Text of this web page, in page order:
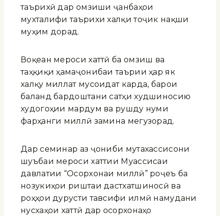
таърихӣ дар омӯзиши ҷанбаҳои
мухталифи таърихи халқи тоҷик нақши
муҳим дорад.
Воқеан мероси хаттӣ ба омӯзиш ва
таҳқиқи ҳамаҷонибаи таърии ҳар як
халқу миллат мусоидат карда, барои
баланд бардоштани сатҳи худшиносию
худогоҳии мардум ва рушду нумӯи
фарҳанги миллӣ замина мегузорад.
Дар семинар аз ҷониби мутахассисони
шуъбаи мероси хаттии Муассисаи
давлатии “Осорхонаи миллӣ” роҷеъ ба
нозукиҳои риштаи дастхатшиносӣ ва
роҳҳои дурусти тавсифи илмӣ намудани
нусхаҳои хаттӣ дар осорхонаҳо